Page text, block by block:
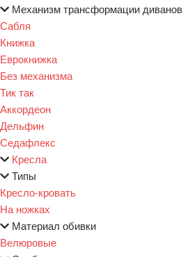
Механизм трансформации диванов
Сабля
Книжка
Еврокнижка
Без механизма
Тик так
Аккордеон
Дельфин
Седафлекс
Кресла
Типы
Кресло-кровать
На ножках
Материал обивки
Велюровые